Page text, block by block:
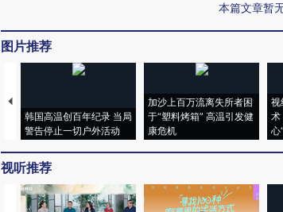
本篇文章暂
图片推荐
韩国高温创百年纪录 当局
警告停止一切户外活动
加沙上百万流离失所者困
于“塑料烤箱” 高温引发健
康危机
视
术
心
视听推荐